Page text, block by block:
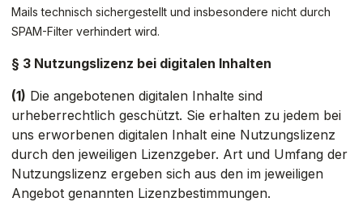
Mails technisch sichergestellt und insbesondere nicht durch
SPAM-Filter verhindert wird.
§ 3 Nutzungslizenz bei digitalen Inhalten
(1) Die angebotenen digitalen Inhalte sind
urheberrechtlich geschützt. Sie erhalten zu jedem bei
uns erworbenen digitalen Inhalt eine Nutzungslizenz
durch den jeweiligen Lizenzgeber. Art und Umfang der
Nutzungslizenz ergeben sich aus den im jeweiligen
Angebot genannten Lizenzbestimmungen.